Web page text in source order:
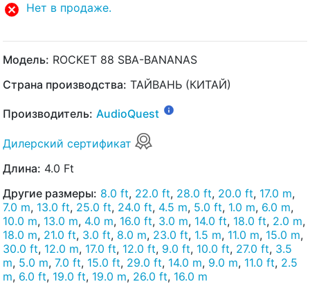
Нет в продаже.
Модель: ROCKET 88 SBA-BANANAS
Страна производства: ТАЙВАНЬ (КИТАЙ)
Производитель: AudioQuest
Дилерский сертификат
Длина: 4.0 Ft
Другие размеры: 8.0 ft, 22.0 ft, 28.0 ft, 20.0 ft, 17.0 m,
7.0 m, 13.0 ft, 25.0 ft, 24.0 ft, 4.5 m, 5.0 ft, 1.0 m, 6.0 m,
10.0 m, 13.0 m, 4.0 m, 16.0 ft, 3.0 m, 14.0 ft, 18.0 ft, 2.0 m,
18.0 m, 21.0 ft, 3.0 ft, 8.0 m, 23.0 ft, 1.5 m, 11.0 m, 15.0 m,
30.0 ft, 12.0 m, 17.0 ft, 12.0 ft, 9.0 ft, 10.0 ft, 27.0 ft, 3.5
m, 5.0 m, 7.0 ft, 15.0 ft, 29.0 ft, 14.0 m, 9.0 m, 11.0 ft, 2.5
m, 6.0 ft, 19.0 ft, 19.0 m, 26.0 ft, 16.0 m